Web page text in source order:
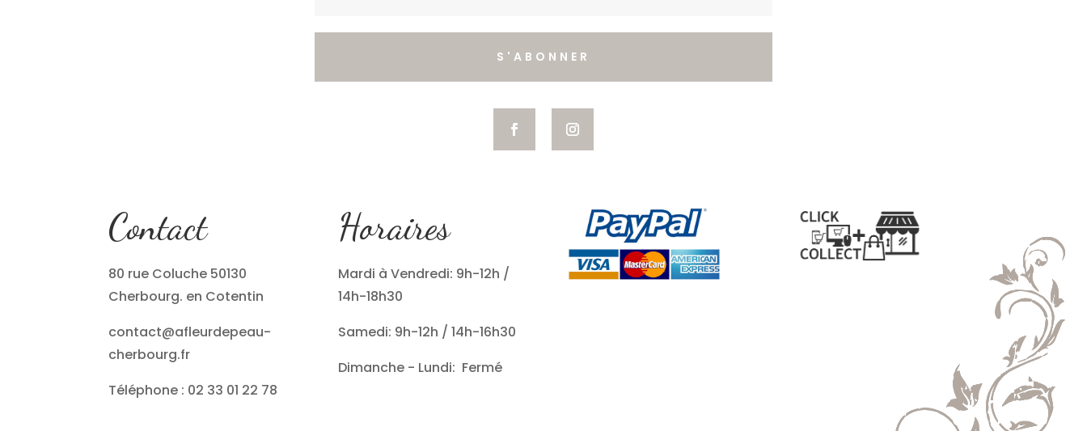
S'ABONNER
Contact
80 rue Coluche 50130
Cherbourg. en Cotentin
contact@afleurdepeau-
cherbourg.fr
Téléphone : 02 33 01 22 78
Horaires
Mardi à Vendredi: 9h-12h /
14h-18h30
Samedi: 9h-12h / 14h-16h30
Dimanche - Lundi: Fermé